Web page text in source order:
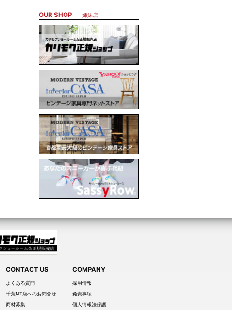
OUR SHOP 姉妹店
CONTACT US
よくある質問
千葉NT店へのお問合せ
商材募集
COMPANY
採用情報
免責事項
個人情報法保護